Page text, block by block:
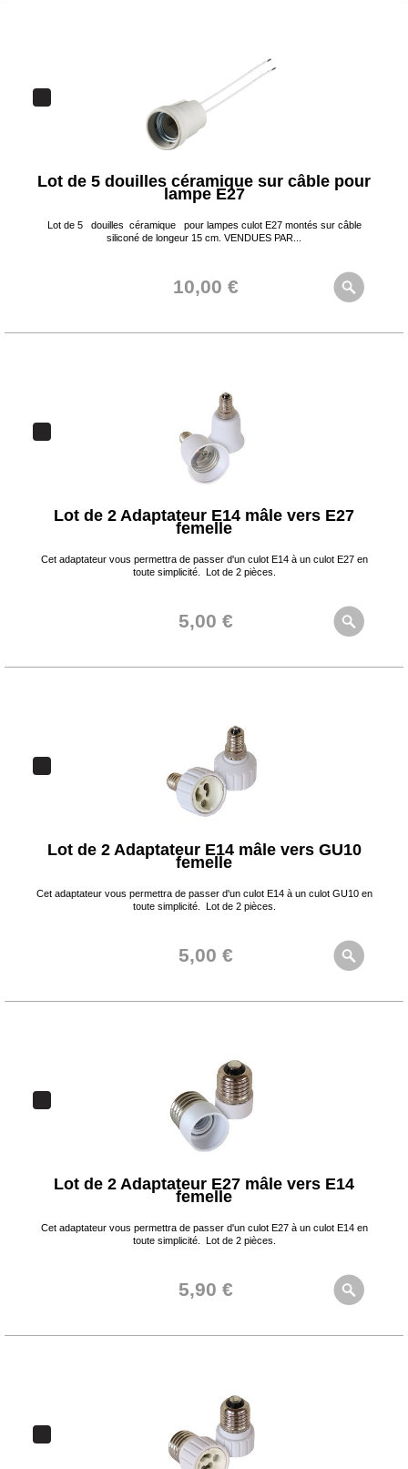
Lot de 5 douilles céramique sur câble pour
lampe E27
Lot de 5 douilles céramique pour lampes culot E27 montés sur câble
siliconé de longeur 15 cm. VENDUES PAR...
10,00 €
Lot de 2 Adaptateur E14 mâle vers E27
femelle
Cet adaptateur vous permettra de passer d'un culot E14 à un culot E27 en
toute simplicité. Lot de 2 pièces.
5,00 €
Lot de 2 Adaptateur E14 mâle vers GU10
femelle
Cet adaptateur vous permettra de passer d'un culot E14 à un culot GU10 en
toute simplicité. Lot de 2 pièces.
5,00 €
Lot de 2 Adaptateur E27 mâle vers E14
femelle
Cet adaptateur vous permettra de passer d'un culot E27 à un culot E14 en
toute simplicité. Lot de 2 pièces.
5,90 €